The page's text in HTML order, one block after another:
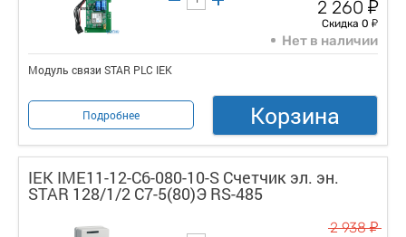
2 260 у
Скидка 0 у
Нет в наличии
Модуль связи STAR PLC IEK
Подробнее Корзина
IEK IME11-12-C6-080-10-S Счетчик эл. эн.
STAR 128/1/2 С7-5(80)Э RS-485
2 938у